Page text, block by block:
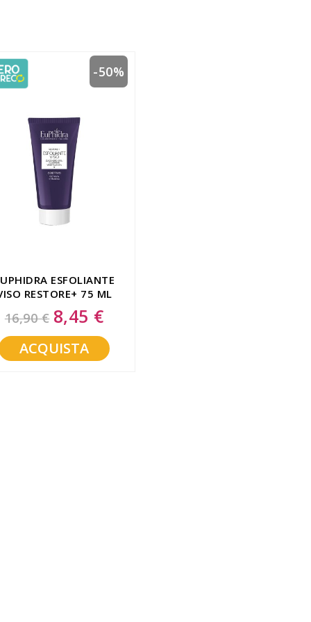
ESFOLIANTE
RESTORE+ 75 ML
16,90 €
-50%
Special
Price
8,45 €
ACQUISTA